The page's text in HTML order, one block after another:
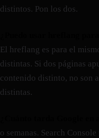
distintos. Pon los dos.
El hreflang es para el
distintas. Si dos páginas
contenido distinto, no son
distintas.
o semanas. Search